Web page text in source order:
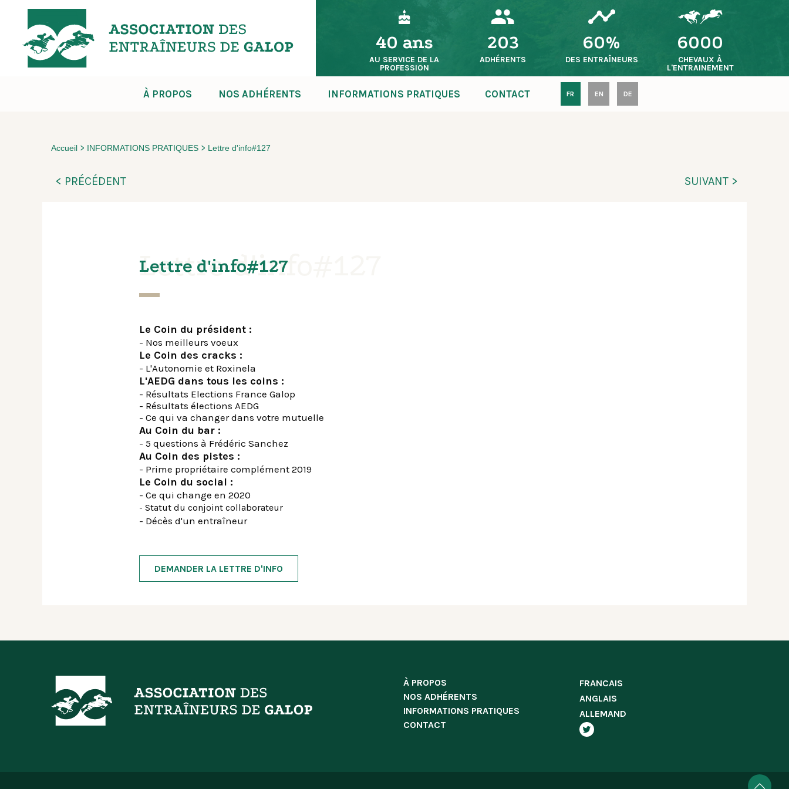
40 ans
AU SERVICE DE LA
PROFESSION
203
ADHÉRENTS
60%
DES ENTRAÎNEURS
6000
CHEVAUX À
L'ENTRAINEMENT
À PROPOS NOS ADHÉRENTS INFORMATIONS PRATIQUES CONTACT FR EN DE
Accueil > INFORMATIONS PRATIQUES > Lettre d'info#127
< PRÉCÉDENT SUIVANT >
Lettre d'info#127
Lettre d'info#127
Le Coin du président :
- Nos meilleurs voeux
Le Coin des cracks :
- L'Autonomie et Roxinela
L'AEDG dans tous les coins :
- Résultats Elections France Galop
- Résultats élections AEDG
- Ce qui va changer dans votre mutuelle
Au Coin du bar :
- 5 questions à Frédéric Sanchez
Au Coin des pistes :
- Prime propriétaire complément 2019
Le Coin du social :
- Ce qui change en 2020
- Statut du conjoint collaborateur
- Décès d'un entraîneur
DEMANDER LA LETTRE D'INFO
À PROPOS
NOS ADHÉRENTS
INFORMATIONS PRATIQUES
CONTACT
FRANCAIS
ANGLAIS
ALLEMAND